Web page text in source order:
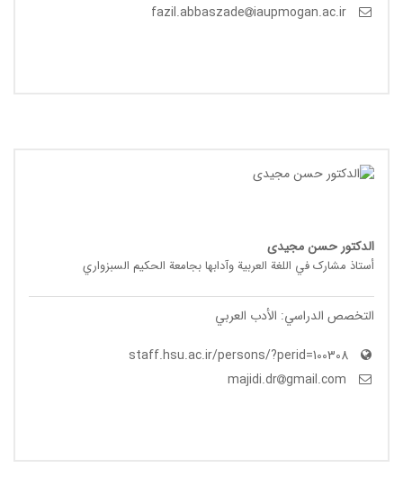
iaupmogan.ac.ir
الدکتور حسن مجیدی
أستاذ مشارک في اللغة العربیة وآدابها بجامعة الحکیم السبزواري
التخصص الدراسي: الأدب العربي
staff.hsu.ac.ir/persons/?perid=100308
gmail.com